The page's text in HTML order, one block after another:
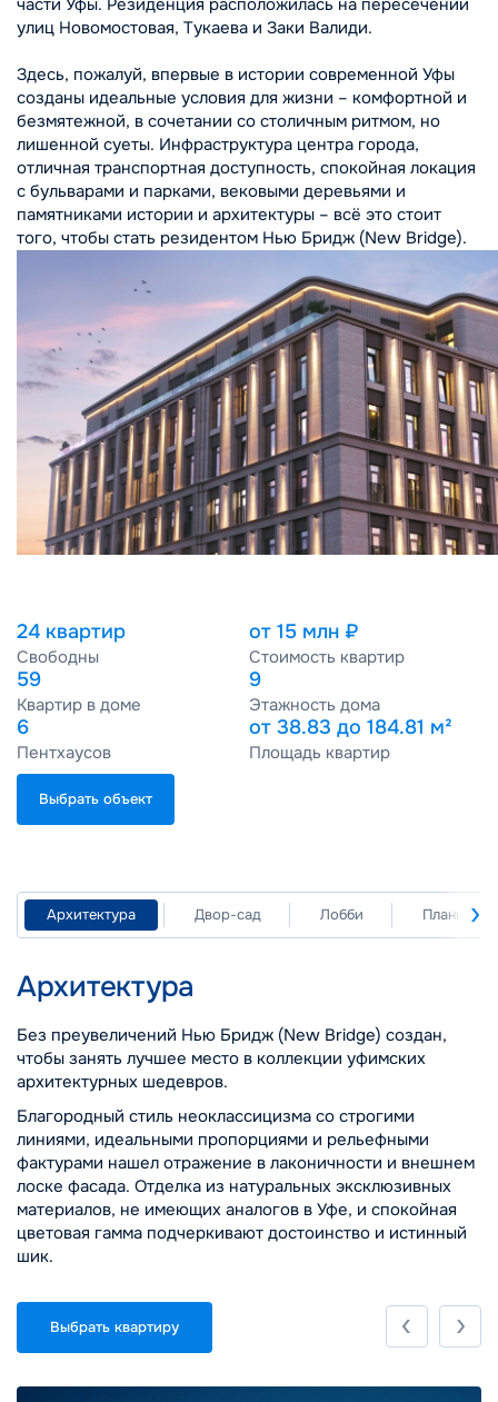
части Уфы. Резиденция расположилась на пересечении
улиц Новомостовая, Тукаева и Заки Валиди.
Здесь, пожалуй, впервые в истории современной Уфы
созданы идеальные условия для жизни – комфортной и
безмятежной, в сочетании со столичным ритмом, но
лишенной суеты. Инфраструктура центра города,
отличная транспортная доступность, спокойная локация
с бульварами и парками, вековыми деревьями и
памятниками истории и архитектуры – всё это стоит
того, чтобы стать резидентом Нью Бридж (New Bridge).
24 квартир
Свободны
от 15 млн ₽
Стоимость квартир
59
Квартир в доме
9
Этажность дома
6
Пентхаусов
от 38.83 до 184.81 м²
Площадь квартир
Выбрать объект
Архитектура Двор-сад Лобби
Архитектура
Без преувеличений Нью Бридж (New Bridge) создан,
чтобы занять лучшее место в коллекции уфимских
архитектурных шедевров.
Благородный стиль неоклассицизма со строгими
линиями, идеальными пропорциями и рельефными
фактурами нашел отражение в лаконичности и внешнем
лоске фасада. Отделка из натуральных эксклюзивных
материалов, не имеющих аналогов в Уфе, и спокойная
цветовая гамма подчеркивают достоинство и истинный
шик.
Выбрать квартиру